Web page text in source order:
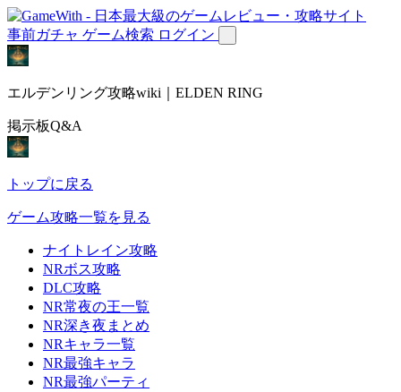
事前ガチャ ゲーム検索 ログイン
エルデンリング攻略wiki｜ELDEN RING
掲示板Q&A
トップに戻る
ゲーム攻略一覧を見る
ナイトレイン攻略
NRボス攻略
DLC攻略
NR常夜の王一覧
NR深き夜まとめ
NRキャラ一覧
NR最強キャラ
NR最強パーティ